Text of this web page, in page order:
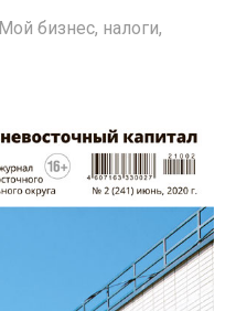
Мой бизнес, налоги,